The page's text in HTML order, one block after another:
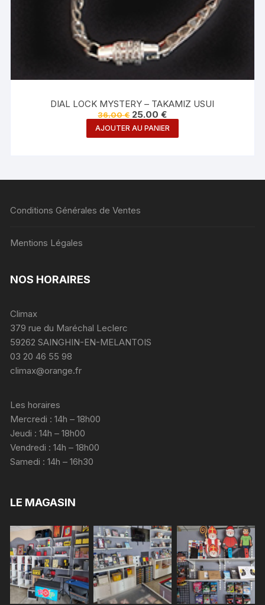
DIAL LOCK MYSTERY – TAKAMIZ USUI
36.00€ Le
prix
initial
était :
25.00€Le
prix
actuel
est :
AJOUTER AU PANIER
Conditions Générales de Ventes
Mentions Légales
NOS HORAIRES
Climax
379 rue du Maréchal Leclerc
59262 SAINGHIN-EN-MELANTOIS
03 20 46 55 98
climax@orange.fr
Les horaires
Mercredi : 14h – 18h00
Jeudi : 14h – 18h00
Vendredi : 14h – 18h00
Samedi : 14h – 16h30
LE MAGASIN